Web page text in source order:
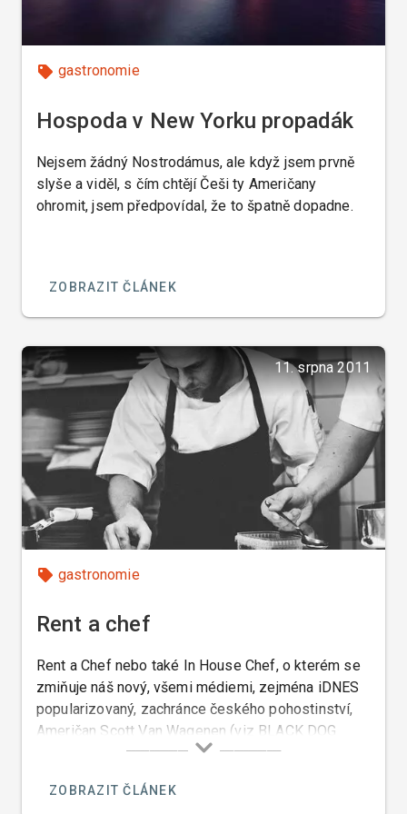
gastronomie
Hospoda v New Yorku propadák
Nejsem žádný Nostrodámus, ale když jsem prvně
slyše a viděl, s čím chtějí Češi ty Američany
ohromit, jsem předpovídal, že to špatně dopadne.
ZOBRAZIT ČLÁNEK
11. srpna 2011
gastronomie
Rent a chef
Rent a Chef nebo také In House Chef, o kterém se
zmiňuje náš nový, všemi médiemi, zejména iDNES
popularizovaný, zachránce českého pohostinství,
Američan Scott Van Wagenen (viz BLACK DOG
CANTINA) je kuchař, kterého si můžete najmout k
privátní kuchyni, ve vašem nádobí, na vašem
ZOBRAZIT ČLÁNEK